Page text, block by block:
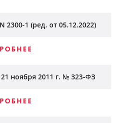
2300-1 (ред. от 05.12.2022)
ноября 2011 г. № 323-ФЗ